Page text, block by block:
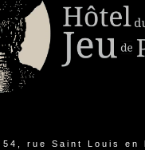
54, rue Saint Louis en